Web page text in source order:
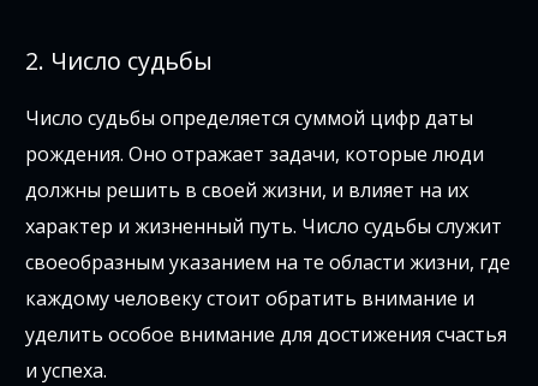
2. Число судьбы
Число судьбы определяется суммой цифр даты
рождения. Оно отражает задачи, которые люди
должны решить в своей жизни, и влияет на их
характер и жизненный путь. Число судьбы служит
своеобразным указанием на те области жизни, где
каждому человеку стоит обратить внимание и
уделить особое внимание для достижения счастья
и успеха.